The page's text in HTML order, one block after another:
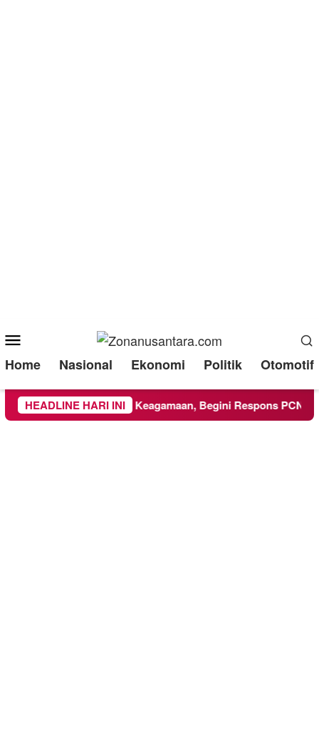
Menu
Home Nasional Ekonomi Politik Otomotif
HEADLINE HARI INI
Ikuti Kegiatan Keagamaan, Begini Respons PCNU dan